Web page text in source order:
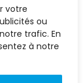
votre
ou
trafic. En
à notre